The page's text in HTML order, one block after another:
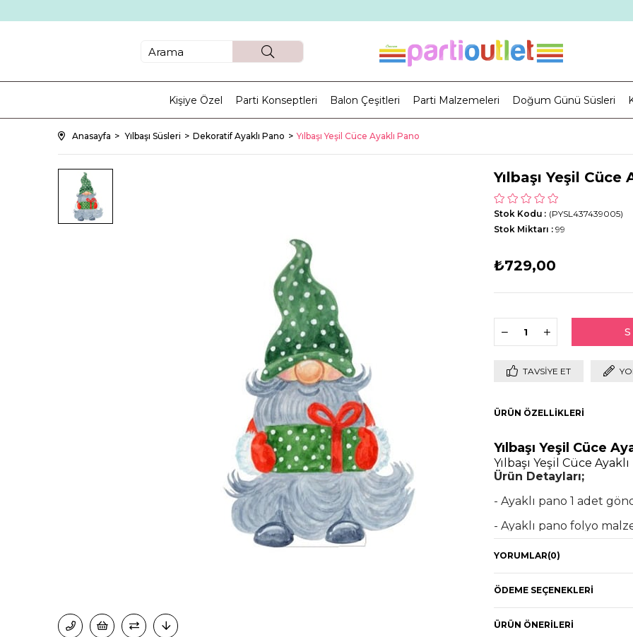
Kişiye Özel Parti Konseptleri Balon Çeşitleri Parti Malzemeleri Doğum Günü Süsleri
Anasayfa Yılbaşı Süsleri Dekoratif Ayaklı Pano Yılbaşı Yeşil Cüce Ayaklı Pano
Yılbaşı Yeşil Cüce
(PYSL437439005)
Stok Kodu
Stok Miktarı : 99
₺729,00
TAVSIYE ET
ÜRÜN ÖZELLIKLERI
Yılbaşı Yeşil Cüce
Yılbaşı Yeşil Cüce
Ürün Detayları;
- Ayaklı pano 1 adet
- Ayaklı pano folyo
-Ayaklı pano ölçüleri
ölçüsüne sahiptir.
- Dik durması için arka
- 2 iş günü içerisinde
YORUMLAR(0)
ÖDEME SEÇENEKLERI
ÜRÜN ÖNERILERI